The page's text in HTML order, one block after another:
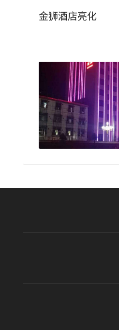
金狮酒店亮化